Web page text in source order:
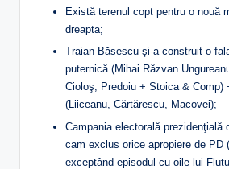
Există terenul copt pentru o nouă
dreapta;
Traian Băsescu şi-a construit o
puternică (Mihai Răzvan
Cioloş, Predoiu + Stoica & Comp)
(Liiceanu, Cărtărescu, Macovei);
Campania electorală prezidenţială
cam exclus orice apropiere de PD
exceptând episodul cu oile lui